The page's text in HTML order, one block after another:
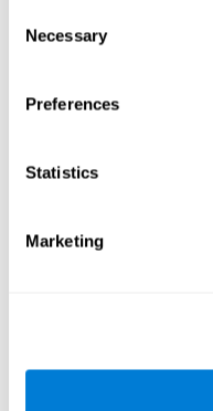
Selection
Necessary
Preferences
Statistics
Marketing